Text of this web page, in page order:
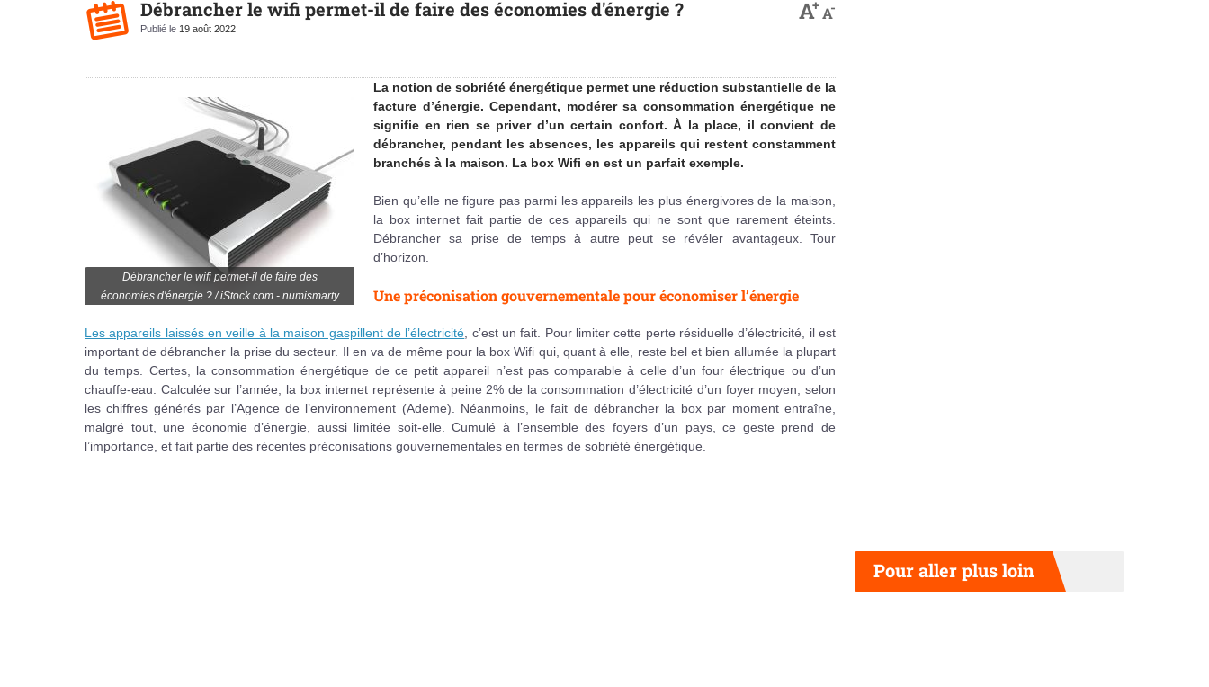
Débrancher le wifi permet-il de faire des économies d'énergie ?
Publié le 19 août 2022
A+A-
Débrancher le wifi permet-il de faire des
économies d'énergie ? / iStock.com - numismarty
La notion de sobriété énergétique permet une réduction substantielle de la
facture d’énergie. Cependant, modérer sa consommation énergétique ne
signifie en rien se priver d’un certain confort. À la place, il convient de
débrancher, pendant les absences, les appareils qui restent constamment
branchés à la maison. La box Wifi en est un parfait exemple.
Bien qu’elle ne figure pas parmi les appareils les plus énergivores de la maison,
la box internet fait partie de ces appareils qui ne sont que rarement éteints.
Débrancher sa prise de temps à autre peut se révéler avantageux. Tour
d’horizon.
Une préconisation gouvernementale pour économiser l’énergie
Les appareils laissés en veille à la maison gaspillent de l’électricité , c’est un fait. Pour limiter cette perte résiduelle d’électricité, il est
important de débrancher la prise du secteur. Il en va de même pour la box Wifi qui, quant à elle, reste bel et bien allumée la plupart
du temps. Certes, la consommation énergétique de ce petit appareil n’est pas comparable à celle d’un four électrique ou d’un
chauffe-eau. Calculée sur l’année, la box internet représente à peine 2% de la consommation d’électricité d’un foyer moyen, selon
les chiffres générés par l’Agence de l’environnement (Ademe). Néanmoins, le fait de débrancher la box par moment entraîne,
malgré tout, une économie d’énergie, aussi limitée soit-elle. Cumulé à l’ensemble des foyers d’un pays, ce geste prend de
l’importance, et fait partie des récentes préconisations gouvernementales en termes de sobriété énergétique.
Pour aller plus loin